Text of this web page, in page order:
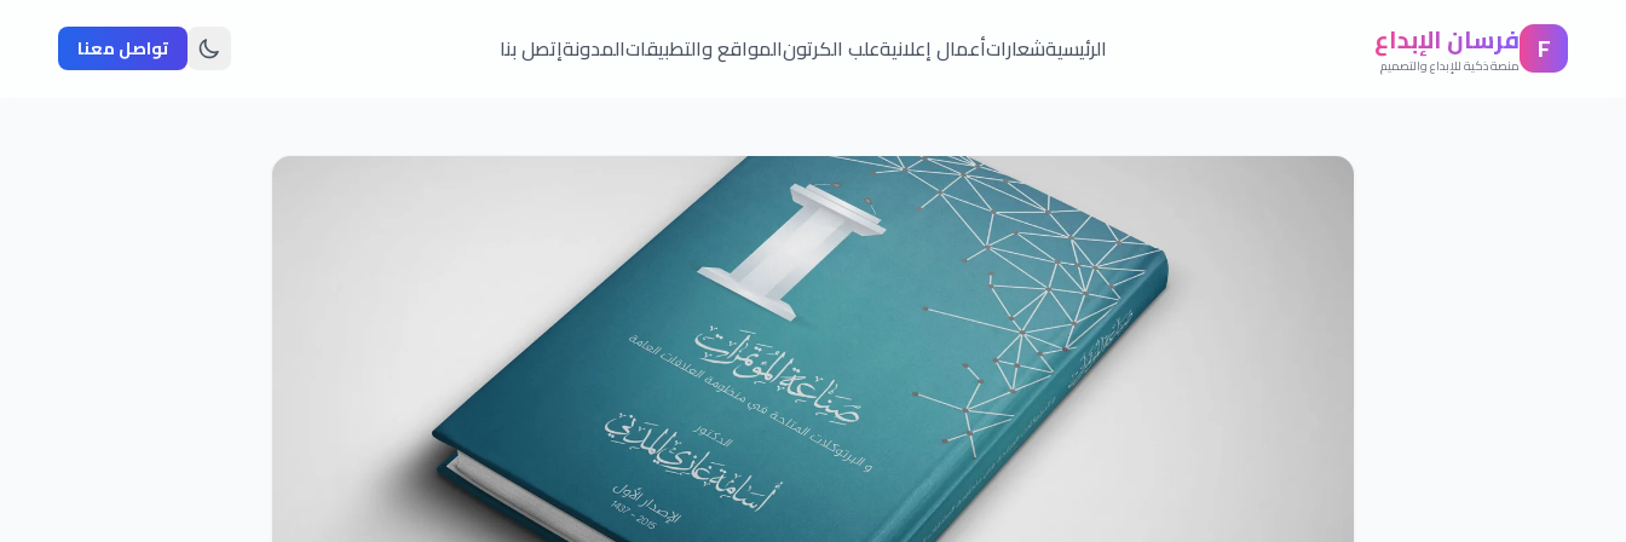
F فرسان الإبداع
منصة ذكية للإبداع والتصميم الرئيسيةشعاراتأعمال إعلانيةعلب الكرتونالمواقع والتطبيقاتالمدونةإتصل بنا تواصل معنا